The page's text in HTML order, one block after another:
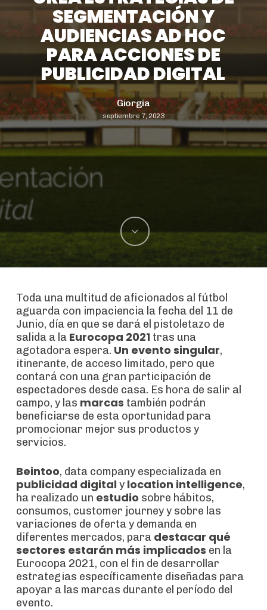
SEGMENTACIÓN Y
AUDIENCIAS AD HOC
PARA ACCIONES DE
PUBLICIDAD DIGITAL
Giorgia
septiembre 7, 2023
Toda una multitud de aficionados al fútbol
aguarda con impaciencia la fecha del 11 de
Junio, día en que se dará el pistoletazo de
salida a laEurocopa 2021tras una
agotadora espera. Un evento singular,
itinerante, de acceso limitado, pero que
contará con una gran participación de
espectadores desde casa. Es hora de salir al
campo, y las marcas también podrán
beneficiarse de esta oportunidad para
promocionar mejor sus productos y
servicios.
Beintoo, data company especializada en
publicidad digitaly location intelligence,
ha realizado un estudio sobre hábitos,
consumos, customer journey y sobre las
variaciones de oferta y demanda en
diferentes mercados, para destacar qué
sectores estarán más implicados en la
Eurocopa 2021, ​​con el fin de desarrollar
estrategias específicamente diseñadas para
apoyar a las marcas durante el período del
evento.